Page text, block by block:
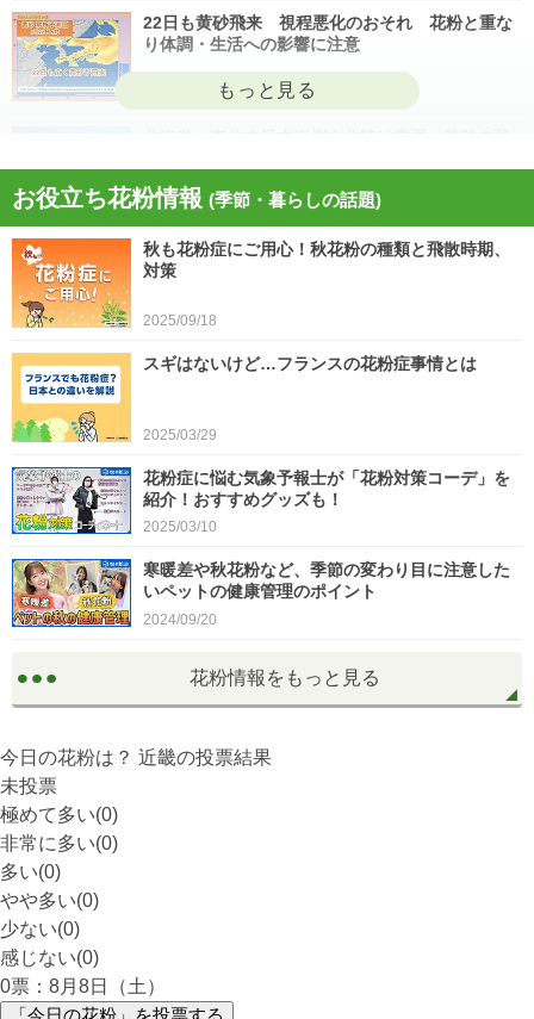
22日も黄砂飛来 視程悪化のおそれ 花粉と重な
り体調・生活への影響に注意
2026/04/21
今日21日は黄砂が広く飛来 花粉とのダブル影響
に注意 症状悪化や洗濯物など対策を
2026/04/21
スギ、ヒノキ花粉シーズン終了へ 東京の飛散量
お役立ち花粉情報 (季節・暮らしの話題)
秋も花粉症にご用心！秋花粉の種類と飛散時期、
対策
2025/09/18
スギはないけど…フランスの花粉症事情とは
2025/03/29
花粉症に悩む気象予報士が「花粉対策コーデ」を
紹介！おすすめグッズも！
2025/03/10
寒暖差や秋花粉など、季節の変わり目に注意した
いペットの健康管理のポイント
2024/09/20
花粉情報をもっと見る
今日の花粉は？ 近畿の投票結果
未投票
極めて多い(0)
非常に多い(0)
多い(0)
やや多い(0)
少ない(0)
感じない(0)
0票：8月8日（土）
「今日の花粉」を投票する